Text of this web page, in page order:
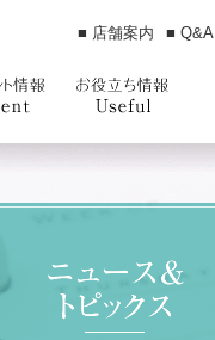
■ 店舗案内 ■ Q&A